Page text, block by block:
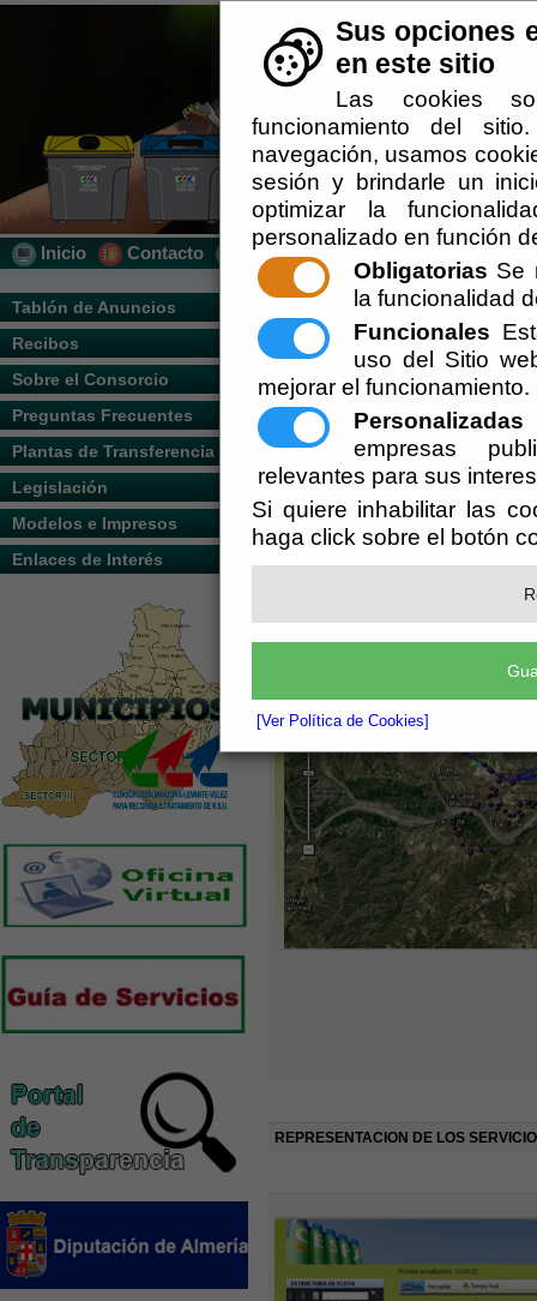
Sus opciones
en este sitio
Las cookies
funcionamiento del
navegación, usamos
sesión y brindarle un
optimizar la
personalizado en función
Obligatorias Se
la funcionalidad
Funcionales
uso del Sitio
mejorar el funcionamiento.
Personalizadas
empresas
relevantes para sus
Si quiere inhabilitar las
haga click sobre el botón
[Ver Política de Cookies]
Inicio Contacto Localización
Tablón de Anuncios
Recibos
Sobre el Consorcio
Preguntas Frecuentes
Plantas de Transferencia
Legislación
Modelos e Impresos
Enlaces de Interés
Usted se encuentra aquí:Inicio //
Escuchar
Nuestro sistema informático surge para
RSU y crear un canal de comunicación
en cada momento se pueda obtener la
El consorcio dispone de un sistema de
optimización de los recursos ofertados.
VEHÍCULOS CON GPS Y RFID.
REPRESENTACION DE LOS